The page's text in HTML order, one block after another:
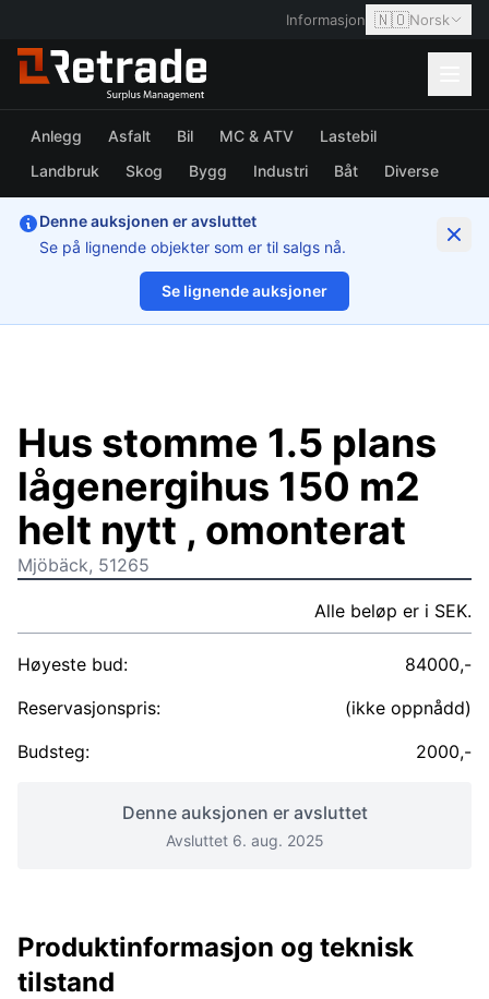
Informasjon 🇳🇴Norsk
Anlegg Asfalt Bil MC & ATV
Lastebil
Landbruk
Skog Bygg Industri Båt Diverse
Denne auksjonen er avsluttet
Se på lignende objekter som er til salgs nå.
Se lignende auksjoner
1/3
Hus stomme 1.5 plans
lågenergihus 150 m2
helt nytt , omonterat
Mjöbäck, 51265
Alle beløp er i SEK.
Høyeste bud:
84000,-
Reservasjonspris:
(ikke oppnådd)
Budsteg:
2000,-
Denne auksjonen er avsluttet
Avsluttet 6. aug. 2025
Produktinformasjon og teknisk
tilstand